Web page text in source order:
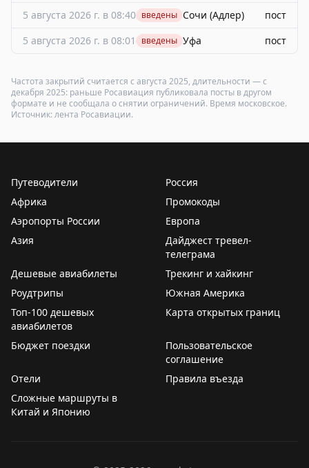
5 августа 2026 г. в 08:40 введены Сочи (Адлер)
пост
5 августа 2026 г. в 08:01
введены Уфа пост
Частота закрытий считается с августа 2025, длительности — с
декабря 2025: раньше Росавиация публиковала посты в другом
формате и не сообщала о снятии ограничений. Время московское.
Источник: лента Росавиации.
Путеводители
Россия
Африка
Промокоды
Аэропорты России
Европа
Азия
Дайджест тревел-
телеграма
Дешевые авиабилеты
Трекинг и хайкинг
Роудтрипы
Южная Америка
Топ-100 дешевых
авиабилетов
Карта открытых границ
Бюджет поездки
Пользовательское
соглашение
Отели
Правила въезда
Сложные маршруты в
Китай и Японию